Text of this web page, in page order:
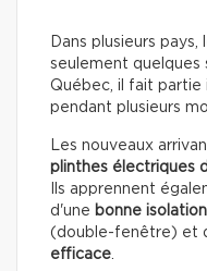
Dans plusieurs
seulement quelques
Québec, il fait partie
pendant plusieurs
Les nouveaux
plinthes électriques
Ils apprennent
d'une bonne isolation
(double-fenêtre) et
efficace.